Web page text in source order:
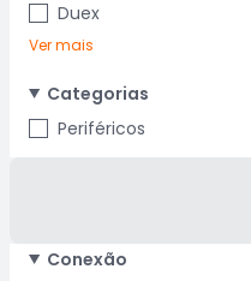
Duex
Ver mais
Categorias
Periféricos
Conexão